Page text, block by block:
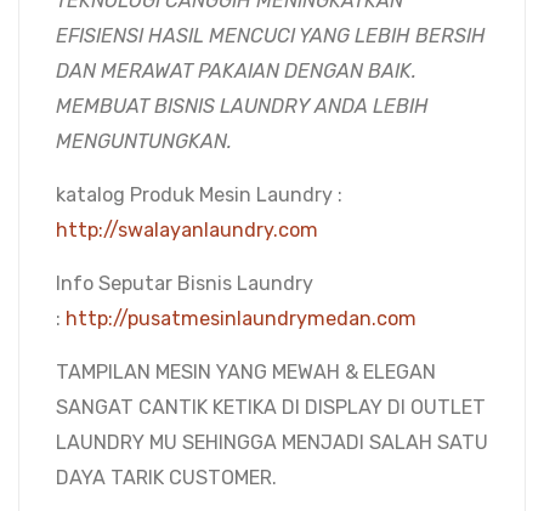
EFISIENSI HASIL MENCUCI YANG LEBIH BERSIH
DAN MERAWAT PAKAIAN DENGAN BAIK.
MEMBUAT BISNIS LAUNDRY ANDA LEBIH
MENGUNTUNGKAN.
katalog Produk Mesin Laundry :
http://swalayanlaundry.com
Info Seputar Bisnis Laundry
: http://pusatmesinlaundrymedan.com
TAMPILAN MESIN YANG MEWAH & ELEGAN
SANGAT CANTIK KETIKA DI DISPLAY DI OUTLET
LAUNDRY MU SEHINGGA MENJADI SALAH SATU
DAYA TARIK CUSTOMER.